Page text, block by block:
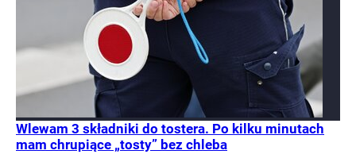
Wlewam 3 składniki do tostera. Po kilku minutach
mam chrupiące „tosty” bez chleba